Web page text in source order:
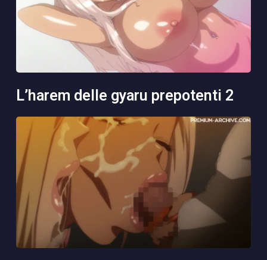
l’harem delle gyaru prepotenti 2